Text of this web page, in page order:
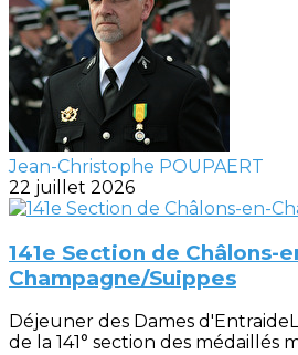
Jean-Christophe POUPAERT
22 juillet 2026
141e Section de Châlons-
Champagne/Suippes
Déjeuner des Dames
de la 141° section des médaillés